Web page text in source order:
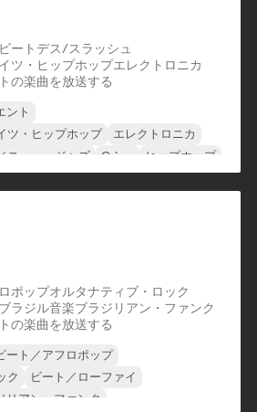
ートデス/スラッシュ
ツ・ヒップホップエレクトロニカ
の楽曲を放送する
ント
ツ・ヒップホップ
エレクトロニカ
ニュー・ジャズ
Grime
ヒップホップ
ポップオルタナティブ・ロック
ブラジル音楽ブラジリアン・ファンク
の楽曲を放送する
ート／アフロポップ
ク
ビート／ローファイ
リアン・ファンク